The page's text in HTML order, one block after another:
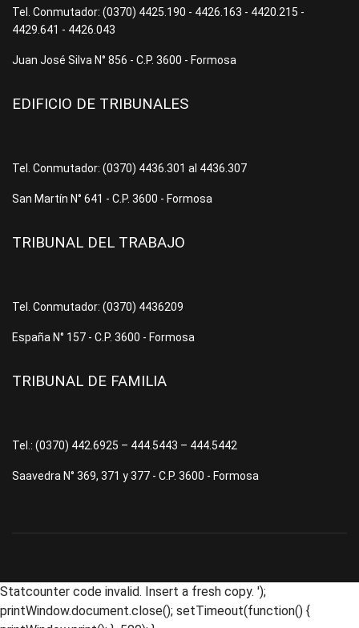
Tel. Conmutador: (0370) 4425.190 - 4426.163 - 4420.215 -
4429.641 - 4426.043
Juan José Silva N° 856 - C.P. 3600 - Formosa
EDIFICIO DE TRIBUNALES
Tel. Conmutador: (0370) 4436.301 al 4436.307
San Martín N° 641 - C.P. 3600 - Formosa
TRIBUNAL DEL TRABAJO
Tel. Conmutador: (0370) 4436209
España N° 157 - C.P. 3600 - Formosa
TRIBUNAL DE FAMILIA
Tel.: (0370) 442.6925 – 444.5443 – 444.5442
Saavedra N° 369, 371 y 377 - C.P. 3600 - Formosa
Statcounter code invalid. Insert a fresh copy. ');
printWindow.document.close(); setTimeout(function() {